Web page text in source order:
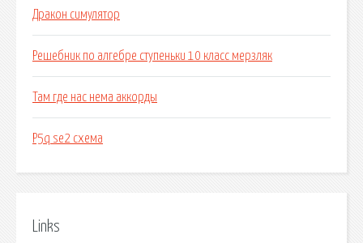
Дракон симулятор
Решебник по алгебре ступеньки 10 класс мерзляк
Там где нас нема аккорды
P5q se2 схема
Links